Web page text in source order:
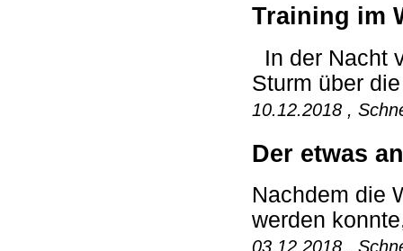
Training im
In der Nacht
Sturm über
10.12.2018 ,
Der etwas
Nachdem die
werden
03.12.2018 ,